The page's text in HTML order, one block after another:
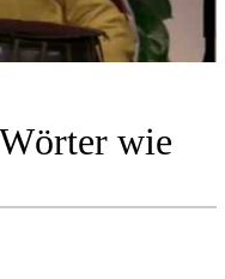
wie